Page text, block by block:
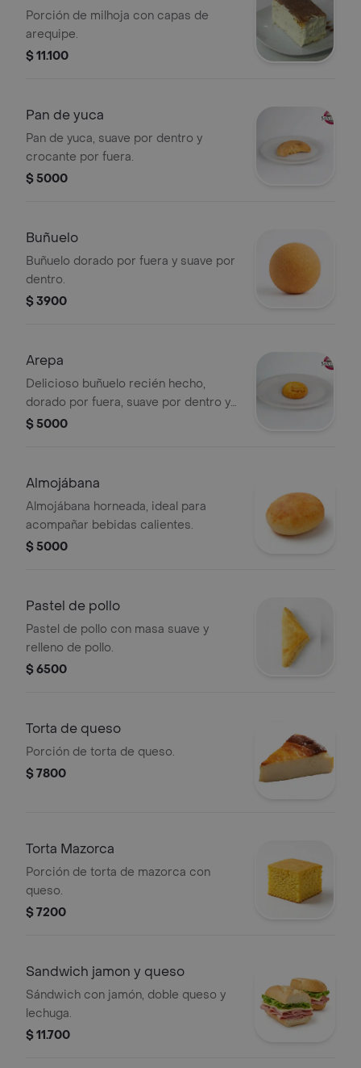
Porción de milhoja con capas de
arequipe.
$ 11.100
Pan de yuca
Pan de yuca, suave por dentro y
crocante por fuera.
$ 5000
Buñuelo
Buñuelo dorado por fuera y suave por
dentro.
$ 3900
Arepa
Delicioso buñuelo recién hecho,
dorado por fuera, suave por dentro y
con el sabor tradicional que encanta
o disfrutar como un antojo casero y
auténtico.
$ 5000
Almojábana
Almojábana horneada, ideal para
acompañar bebidas calientes.
$ 5000
Pastel de pollo
Pastel de pollo con masa suave y
relleno de pollo.
$ 6500
Torta de queso
Porción de torta de queso.
$ 7800
Torta Mazorca
Porción de torta de mazorca con
queso.
$ 7200
Sandwich jamon y queso
Sándwich con jamón, doble queso y
lechuga.
$ 11.700